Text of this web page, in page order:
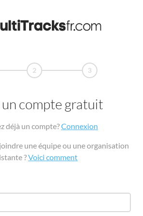
2 3
compte gratuit
déjà un compte?Connexion
une équipe ou une organisation
?Voici comment